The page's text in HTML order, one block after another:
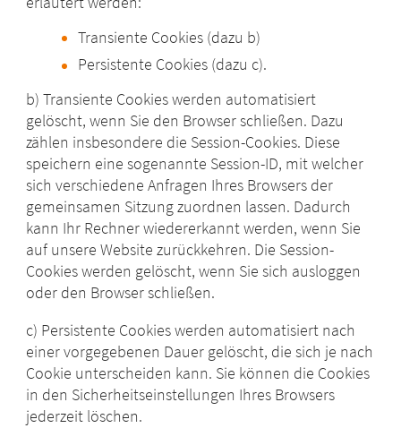
Transiente Cookies (dazu b)
Persistente Cookies (dazu c).
b) Transiente Cookies werden automatisiert
gelöscht, wenn Sie den Browser schließen. Dazu
zählen insbesondere die Session-Cookies. Diese
speichern eine sogenannte Session-ID, mit welcher
sich verschiedene Anfragen Ihres Browsers der
gemeinsamen Sitzung zuordnen lassen. Dadurch
kann Ihr Rechner wiedererkannt werden, wenn Sie
auf unsere Website zurückkehren. Die Session-
Cookies werden gelöscht, wenn Sie sich ausloggen
oder den Browser schließen.
c) Persistente Cookies werden automatisiert nach
einer vorgegebenen Dauer gelöscht, die sich je nach
Cookie unterscheiden kann. Sie können die Cookies
in den Sicherheitseinstellungen Ihres Browsers
jederzeit löschen.